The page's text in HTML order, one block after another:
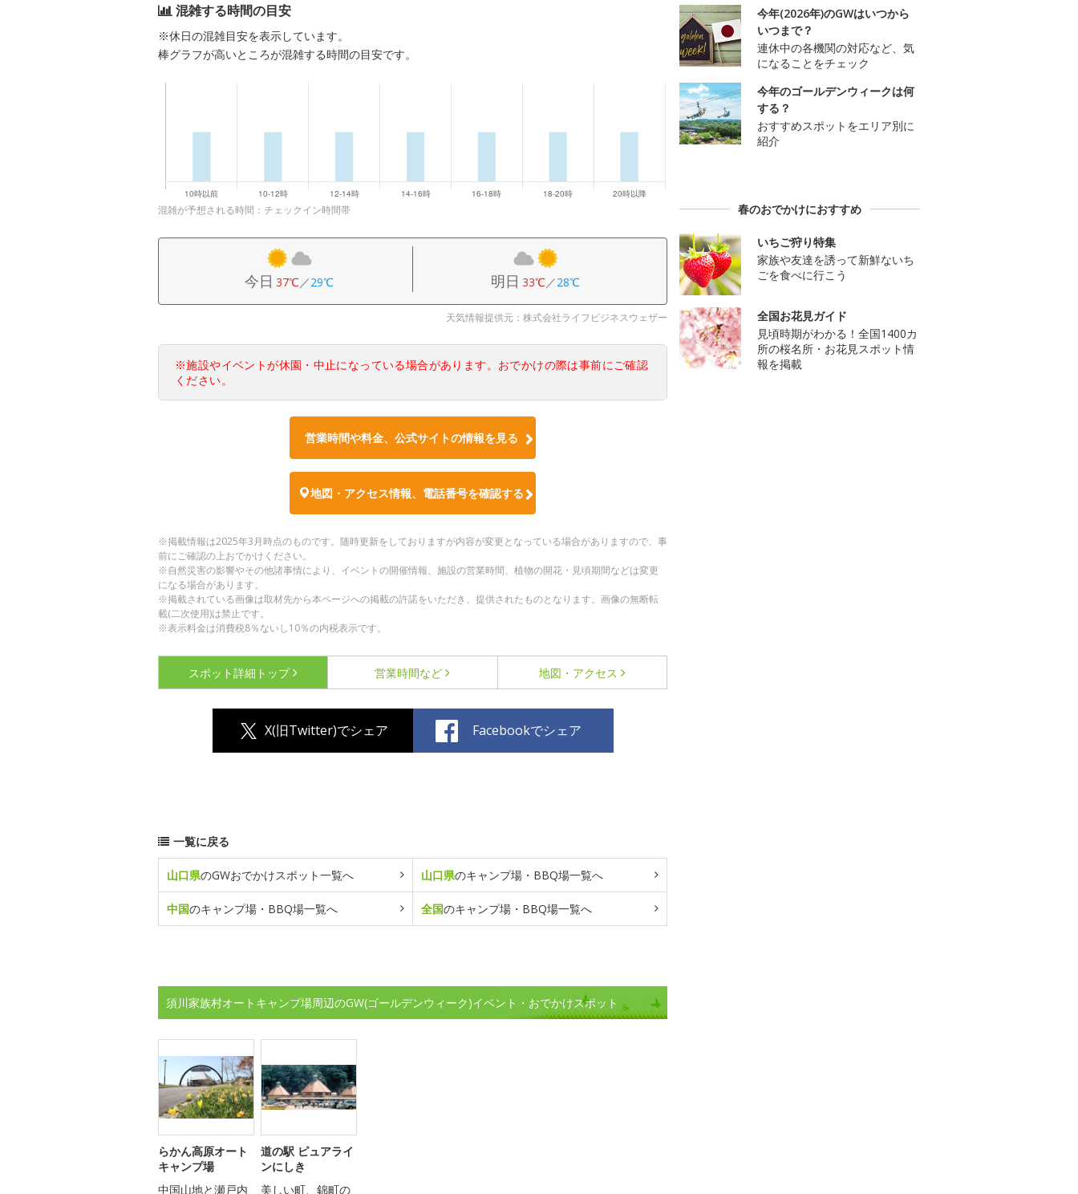
混雑する時間の目安
※休日の混雑目安を表示しています。
棒グラフが高いところが混雑する時間の目安です。
混雑が予想される時間：チェックイン時間帯
今日 37℃／29℃ 明日 33℃／28℃
天気情報提供元：株式会社ライフビジネスウェザー
※施設やイベントが休園・中止になっている場合があります。おでかけの際は事前にご確認
ください。
営業時間や料金、公式サイトの情報を見る
地図・アクセス情報、電話番号を確認する
※掲載情報は2025年3月時点のものです。随時更新をしておりますが内容が変更となっている場合がありますので、事
前にご確認の上おでかけください。
※自然災害の影響やその他諸事情により、イベントの開催情報、施設の営業時間、植物の開花・見頃期間などは変更
になる場合があります。
※掲載されている画像は取材先から本ページへの掲載の許諾をいただき、提供されたものとなります。画像の無断転
載(二次使用)は禁止です。
※表示料金は消費税8％ないし10％の内税表示です。
スポット詳細 トップ 営業時間など 地図・アクセス
X(旧Twitter)でシェア Facebookでシェア
一覧に戻る
山口県のGWおでかけスポット一覧へ 山口県のキャンプ場・BBQ場一覧へ
中国のキャンプ場・BBQ場一覧へ 全国のキャンプ場・BBQ場一覧へ
須川家族村オートキャンプ場周辺のGW(ゴールデンウィーク)イベント・おでかけスポット
らかん高原オート
キャンプ場
中国山地と瀬戸内
道の駅 ピュアライ
ンにしき
美しい町、錦町の
今年(2026年)のGWはいつから
いつまで？
連休中の各機関の対応など、気
になることをチェック
今年のゴールデンウィークは何
する？
おすすめスポットをエリア別に
紹介
春のおでかけにおすすめ
いちご狩り特集
家族や友達を誘って新鮮ないち
ごを食べに行こう
全国お花見ガイド
見頃時期がわかる！全国1400カ
所の桜名所・お花見スポット情
報を掲載